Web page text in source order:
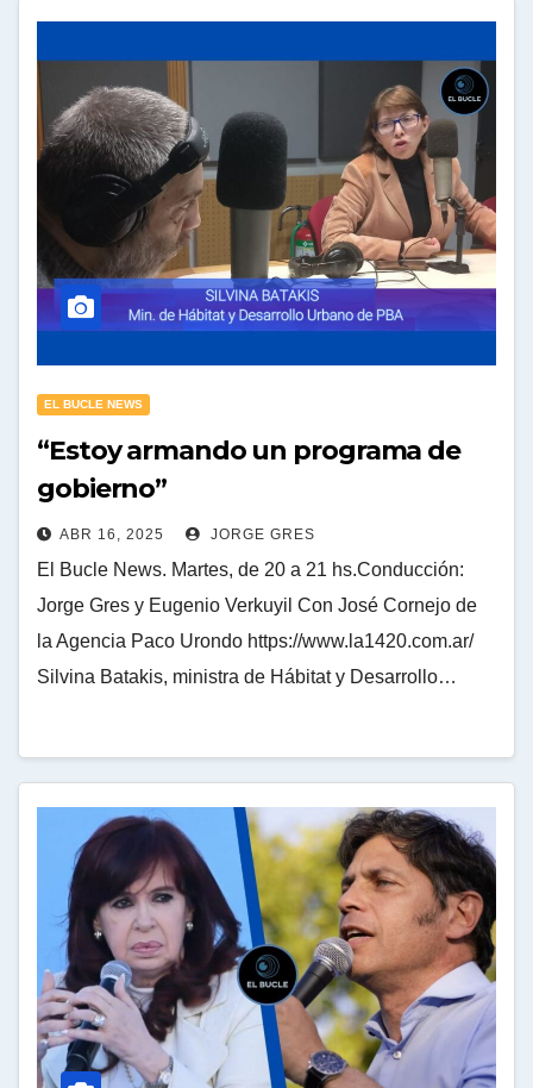
EL BUCLE NEWS
“Estoy armando un programa de
gobierno”
ABR 16, 2025 JORGE GRES
El Bucle News. Martes, de 20 a 21 hs.Conducción:
Jorge Gres y Eugenio Verkuyil Con José Cornejo de
la Agencia Paco Urondo https://www.la1420.com.ar/
Silvina Batakis, ministra de Hábitat y Desarrollo…